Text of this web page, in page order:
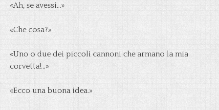
«Ah, se avessi…»
«Che cosa?»
«Uno o due dei piccoli cannoni che armano la mia
corvetta!…»
«Ecco una buona idea.»